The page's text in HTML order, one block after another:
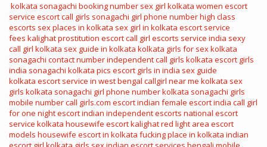
kolkata sonagachi booking number sex girl kolkata women escort
service escort call girls sonagachi girl phone numberhigh class
escorts sex places in kolkata sex girl in kolkata escort service
fees kalighat prostitution escort call girl escorts service india sexy
call girl kolkata sex guide in kolkata kolkata girls for sexkolkata
sonagachi contact numberindependent call girls kolkata escort girls
india sonagachi kolkata pics escort girls in india sex guide
kolkata escort service in west bengal callgirl near me kolkata sex
girls kolkata sonagachi girl phone numberkolkata sonagachi girls
mobile numbercall girls.com escort indian female escort india call girl
for one nightescort indian independent escorts national escort
service kolkata housewife escortkalighat red light area escort
models housewife escort in kolkata fucking place in kolkata indian